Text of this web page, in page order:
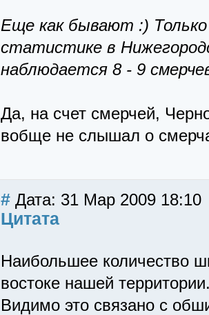
Еще как бывают :)
статистике в
наблюдается 8 - 9
Да, на счет смерчей,
вобще не слышал о
# Дата: 31 Мар 2009 18:10
Цитата
Наибольшее количество
востоке нашей
Видимо это связано с